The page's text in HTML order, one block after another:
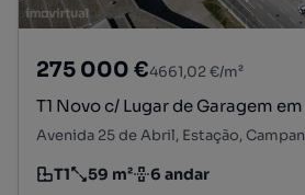
275 000 €4661,02 €/m²
T1 Novo c/ Lugar de Garagem
Avenida 25 de Abril, Estação,
Tipologia
T1
Preço por metro quadrado
59 m²
Andar 6 andar